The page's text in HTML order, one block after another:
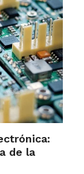
de la